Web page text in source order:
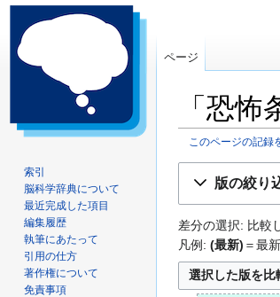
「恐
このページの記録
ー
シ
ョ
ン
移
動
版の絞り
差分の選択: 比較
凡例: (最新) ＝最
ページ
索引
脳科学辞典について
最近完成した項目
編集履歴
執筆にあたって
引用の仕方
著作権について
免責事項